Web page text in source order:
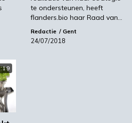
Biobased Valley'
kabinet om meer inzet voor
te ondersteunen, heeft
flanders.bio haar Raad van…
Redactie Gent
24/07/2018